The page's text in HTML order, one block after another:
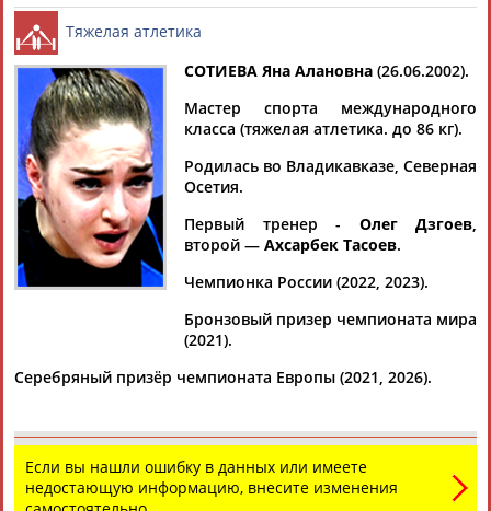
Найдено: 13181персон Расширенный поиск
Аслаудин
АБАЕВ
Елена
АБАИМОВА
АБАКУМОВА
АБАЛАКИНА
Тамилла
АБАСОВА
Рамазан
Ростом
Флюра
АББАТЕ-
БУЛАТОВА
Татьяна
АББЯСОВА
АБДИКАРИМОВААБДРАХМАНОВ
Тяжелая атлетика
СОТИЕВА Яна Алановна (26.06.2002).
Мастер спорта международного
класса (тяжелая атлетика. до 86 кг).
Родилась во Владикавказе, Северная
Осетия.
Первый тренер - Олег Дзгоев,
второй — Ахсарбек Тасоев.
Чемпионка России (2022, 2023).
Бронзовый призер чемпионата мира
(2021).
Серебряный призёр чемпионата Европы (2021, 2026).
Если вы нашли ошибку в данных или имеете
недостающую информацию, внесите изменения